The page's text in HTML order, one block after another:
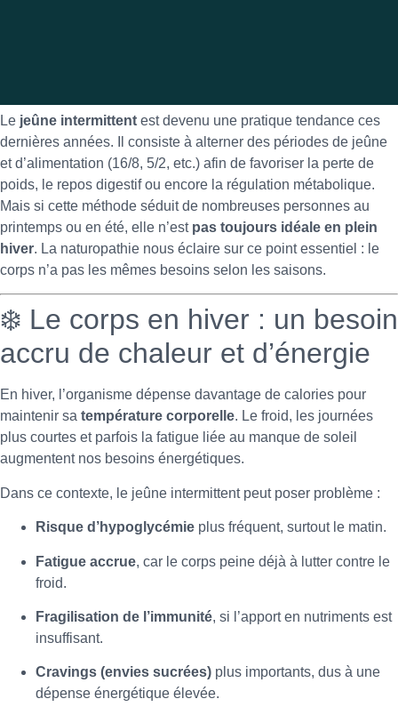
Le jeûne intermittent est devenu une pratique tendance ces
dernières années. Il consiste à alterner des périodes de jeûne
et d’alimentation (16/8, 5/2, etc.) afin de favoriser la perte de
poids, le repos digestif ou encore la régulation métabolique.
Mais si cette méthode séduit de nombreuses personnes au
printemps ou en été, elle n’est pas toujours idéale en plein
hiver. La naturopathie nous éclaire sur ce point essentiel : le
corps n’a pas les mêmes besoins selon les saisons.
❄️ Le corps en hiver : un besoin
accru de chaleur et d’énergie
En hiver, l’organisme dépense davantage de calories pour
maintenir sa température corporelle. Le froid, les journées
plus courtes et parfois la fatigue liée au manque de soleil
augmentent nos besoins énergétiques.
Dans ce contexte, le jeûne intermittent peut poser problème :
Risque d’hypoglycémie plus fréquent, surtout le matin.
Fatigue accrue, car le corps peine déjà à lutter contre le
froid.
Fragilisation de l’immunité, si l’apport en nutriments est
insuffisant.
Cravings (envies sucrées) plus importants, dus à une
dépense énergétique élevée.